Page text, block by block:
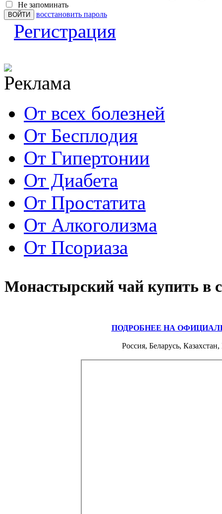
Не запоминать
восстановить пароль
Регистрация
От всех болезней
От Бесплодия
От Гипертонии
От Диабета
От Простатита
От Алкоголизма
От Псориаза
Монастырский чай купить в
ПОДРОБНЕЕ НА
Россия, Беларусь,